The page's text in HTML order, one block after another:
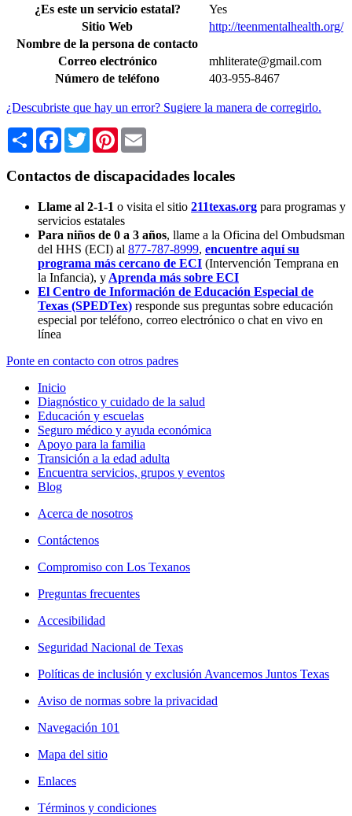
¿Es este un servicio estatal?
Yes
Sitio Web
http://teenmentalhealth.org/
Nombre de la persona de contacto
Correo electrónico
mhliterate@gmail.com
Número de teléfono
403-955-8467
¿Descubriste que hay un error? Sugiere la manera de corregirlo.
Share Facebook
TwitterPinterest
Contactos de discapacidades locales
Llame al 2-1-1 o visita el sitio 211texas.org para programas y
servicios estatales
Para niños de 0 a 3 años, llame a la Oficina del Ombudsman
del HHS (ECI) al 877-787-8999, encuentre aquí su
programa más cercano de ECI (Intervención Temprana en
la Infancia), y Aprenda más sobre ECI
El Centro de Información de Educación Especial de
Texas (SPEDTex) responde sus preguntas sobre educación
especial por teléfono, correo electrónico o chat en vivo en
línea
Ponte en contacto con otros padres
Inicio
Diagnóstico y cuidado de la salud
Educación y escuelas
Seguro médico y ayuda económica
Apoyo para la familia
Transición a la edad adulta
Encuentra servicios, grupos y eventos
Blog
Acerca de nosotros
Contáctenos
Compromiso con Los Texanos
Preguntas frecuentes
Accesibilidad
Seguridad Nacional de Texas
Políticas de inclusión y exclusión Avancemos Juntos Texas
Aviso de normas sobre la privacidad
Navegación 101
Mapa del sitio
Enlaces
Términos y condiciones